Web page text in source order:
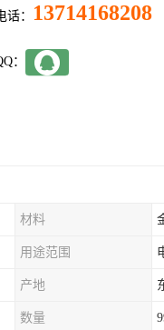
话： 13714168208
：
材料
用途范围
产地
数量